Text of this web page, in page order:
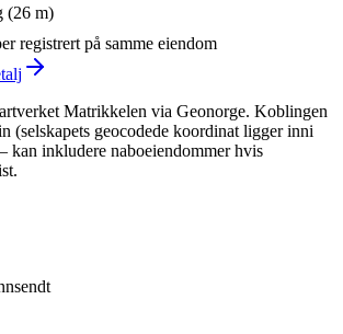
(26 m)
erregistrert på samme eiendom
Matrikkelen via Geonorge. Koblingen
(selskapets geocodede koordinat ligger inni
kan inkludere naboeiendommer hvis